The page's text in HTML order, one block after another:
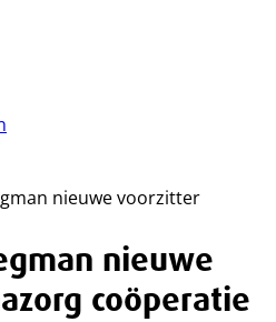
nieuwe voorzitter
nieuwe
coöperatie